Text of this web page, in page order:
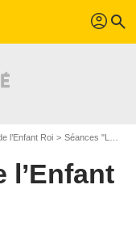
profil search
l’Enfant Roi Séances "Les Caprices de l’Enfant Roi" Maine-et-Loire
l’Enfant